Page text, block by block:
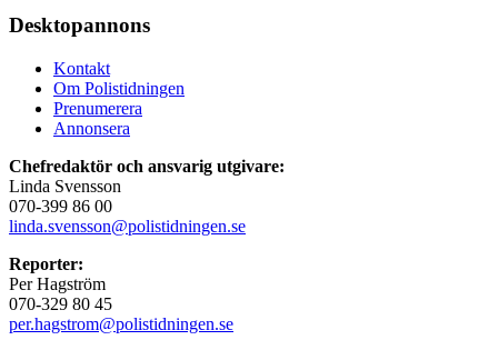
Desktopannons
Kontakt
Om Polistidningen
Prenumerera
Annonsera
Chefredaktör och ansvarig utgivare:
Linda Svensson
070-399 86 00
linda.svensson@polistidningen.se
Reporter:
Per Hagström
070-329 80 45
per.hagstrom@polistidningen.se